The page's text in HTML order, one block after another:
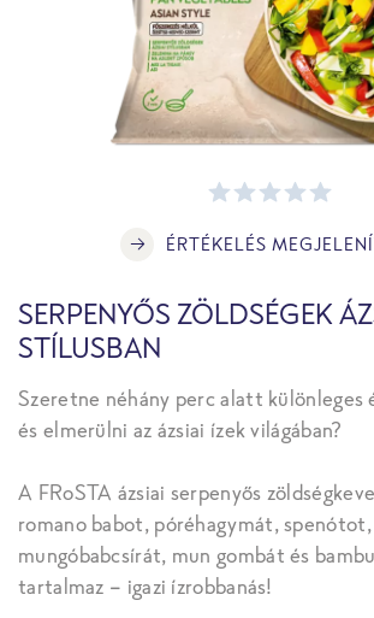
ÉRTÉKELÉS
SERPENYŐS ZÖLDSÉGEK
STÍLUSBAN
Szeretne néhány perc alatt
és elmerülni az ázsiai ízek világában?
A FRoSTA ázsiai serpenyős
romano babot, póréhagymát,
mungóbabcsírát, mun gombát és
tartalmaz – igazi ízrobbanás!